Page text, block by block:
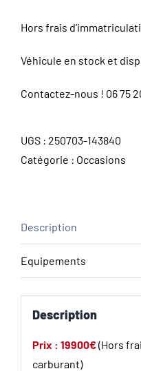
Hors frais
Véhicule en stock et
Contactez-nous ! 06 75
UGS : 250703-143840
Catégorie : Occasions
Description
Equipements
Description
Prix : 19900€(Hors
carburant)